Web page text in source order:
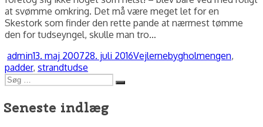
at svømme omkring. Det må være meget let for en
Skestork som finder den rette pande at nærmest tømme
den for tudseyngel, skulle man tro…
Forfatter
adminUdgivet
13. maj 200728. juli 2016Kategorier
VejlerneTags
bygholmengen,
padder, strandtudse
Søg
Søg
Seneste indlæg